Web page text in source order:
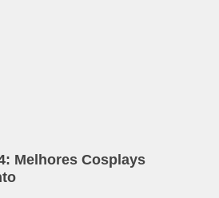
Melhores Cosplays